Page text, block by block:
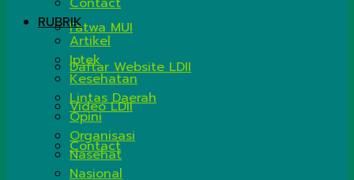
Fatwa MUI
Daftar Website LDII
Video LDII
Contact
RUBRIK
Artikel
Iptek
Kesehatan
Lintas Daerah
Opini
Organisasi
Nasehat
Nasional